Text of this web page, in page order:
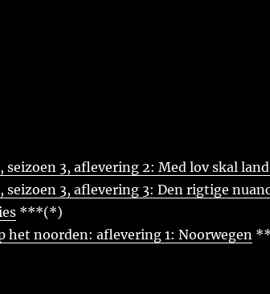
seizoen 3, aflevering 2: Med lov skal
seizoen 3, aflevering 3: Den rigtige
***(*)
het noorden: aflevering 1: Noorwegen